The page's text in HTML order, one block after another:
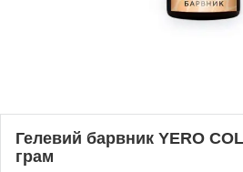
Гелевий барвник YERO
грам